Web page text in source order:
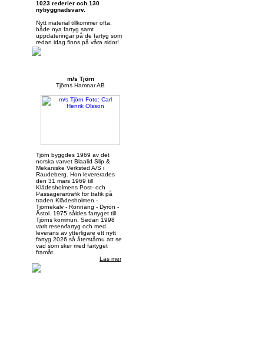
1023 rederier och 130
nybyggnadsvarv.
Nytt material tillkommer ofta,
både nya fartyg samt
uppdateringar på de fartyg som
redan idag finns på våra sidor!
m/s Tjörn
Tjörns Hamnar AB
Tjörn byggdes 1969 av det
norska varvet Blaalid Slip &
Mekaniske Verksted A/S i
Raudeberg. Hon levererades
den 31 mars 1969 till
Klädesholmens Post- och
Passagerartrafik för trafik på
traden Klädesholmen -
Tjörnekalv - Rönnäng - Dyrön -
Åstol. 1975 såldes fartyget till
Tjörns kommun. Sedan 1998
varit reservfartyg och med
leverans av ytterligare ett nytt
fartyg 2026 så återstårnu att se
vad som sker med fartyget
framåt.
Läs mer